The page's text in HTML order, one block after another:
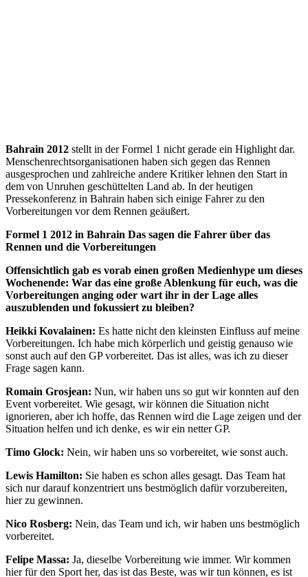
Bahrain 2012 stellt in der Formel 1 nicht gerade ein Highlight dar.
Menschenrechtsorganisationen haben sich gegen das Rennen
ausgesprochen und zahlreiche andere Kritiker lehnen den Start in
dem von Unruhen geschüttelten Land ab. In der heutigen
Pressekonferenz in Bahrain haben sich einige Fahrer zu den
Vorbereitungen vor dem Rennen geäußert.
Formel 1 2012 in Bahrain Das sagen die Fahrer über das
Rennen und die Vorbereitungen
Offensichtlich gab es vorab einen großen Medienhype um dieses
Wochenende: War das eine große Ablenkung für euch, was die
Vorbereitungen anging oder wart ihr in der Lage alles
auszublenden und fokussiert zu bleiben?
Heikki Kovalainen: Es hatte nicht den kleinsten Einfluss auf meine
Vorbereitungen. Ich habe mich körperlich und geistig genauso wie
sonst auch auf den GP vorbereitet. Das ist alles, was ich zu dieser
Frage sagen kann.
Romain Grosjean: Nun, wir haben uns so gut wir konnten auf den
Event vorbereitet. Wie gesagt, wir können die Situation nicht
ignorieren, aber ich hoffe, das Rennen wird die Lage zeigen und der
Situation helfen und ich denke, es wir ein netter GP.
Timo Glock: Nein, wir haben uns so vorbereitet, wie sonst auch.
Lewis Hamilton: Sie haben es schon alles gesagt. Das Team hat
sich nur darauf konzentriert uns bestmöglich dafür vorzubereiten,
hier zu gewinnen.
Nico Rosberg: Nein, das Team und ich, wir haben uns bestmöglich
vorbereitet.
Felipe Massa: Ja, dieselbe Vorbereitung wie immer. Wir kommen
hier für den Sport her, das ist das Beste, was wir tun können, es ist